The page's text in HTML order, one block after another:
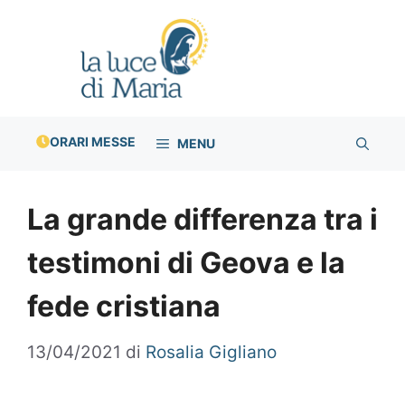
ORARI MESSE MENU
La grande differenza tra i
testimoni di Geova e la
fede cristiana
13/04/2021 di Rosalia Gigliano